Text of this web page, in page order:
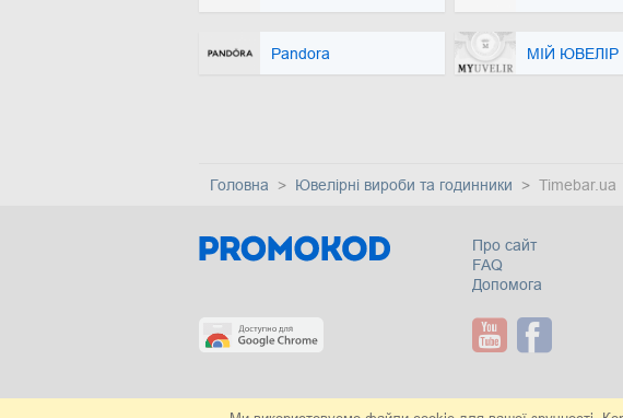
Pandora МІЙ ЮВЕЛІР
Головна Ювелірні вироби та годинники Timebar.ua
Про сайт
FAQ
Допомога